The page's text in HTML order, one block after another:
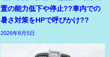
置の能力低下や停止??車内での
暑さ対策をHPで呼びかけ??
2026年8月5日